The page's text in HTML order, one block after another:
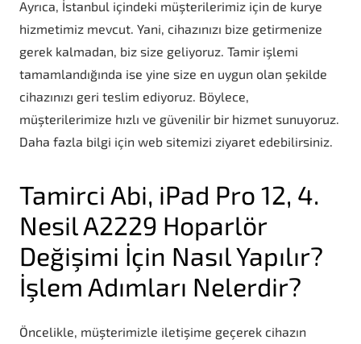
Ayrıca, İstanbul içindeki müşterilerimiz için de kurye
hizmetimiz mevcut. Yani, cihazınızı bize getirmenize
gerek kalmadan, biz size geliyoruz. Tamir işlemi
tamamlandığında ise yine size en uygun olan şekilde
cihazınızı geri teslim ediyoruz. Böylece,
müşterilerimize hızlı ve güvenilir bir hizmet sunuyoruz.
Daha fazla bilgi için web sitemizi ziyaret edebilirsiniz.
Tamirci Abi, iPad Pro 12, 4.
Nesil A2229 Hoparlör
Değişimi İçin Nasıl Yapılır?
İşlem Adımları Nelerdir?
Öncelikle, müşterimizle iletişime geçerek cihazın